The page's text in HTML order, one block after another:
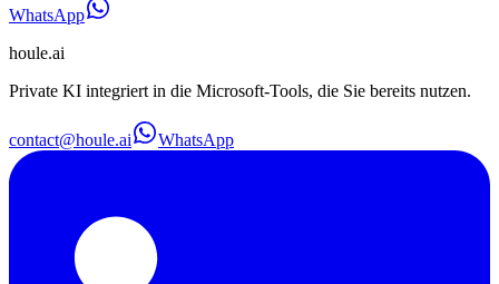
WhatsApp
houle.ai
Private KI integriert in die Microsoft-Tools, die Sie bereits nutzen.
contact@houle.ai WhatsApp